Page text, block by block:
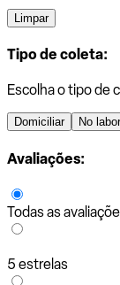
Limpar
Tipo de coleta:
Escolha o tipo de
Domiciliar No
Avaliações:
Todas as
5 estrelas